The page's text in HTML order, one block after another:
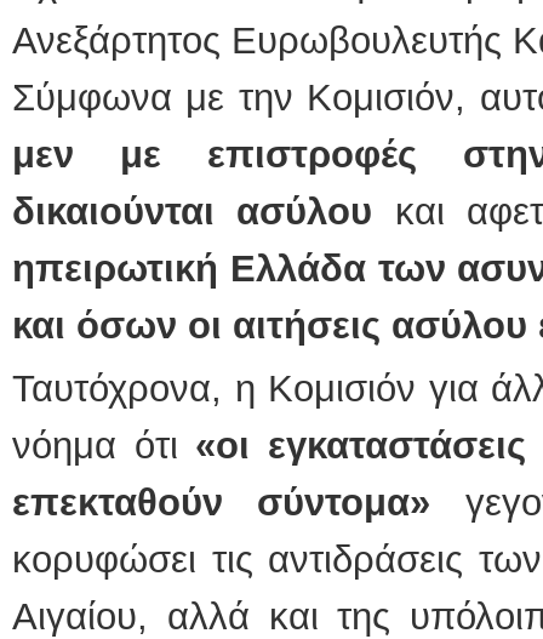
Ανεξάρτητος Ευρωβουλευτής
Σύμφωνα με την Κομισιόν,
μεν με επιστροφές
δικαιούνται ασύλου και
ηπειρωτική Ελλάδα των
και όσων οι αιτήσεις ασύλου
Ταυτόχρονα, η Κομισιόν για
νόημα ότι «οι
επεκταθούν σύντομα»
κορυφώσει τις αντιδράσεις
Αιγαίου, αλλά και της